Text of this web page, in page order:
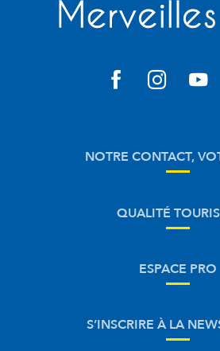
NOTRE CONTACT,
QUALITÉ
ESPACE PRO
S’INSCRIRE À LA